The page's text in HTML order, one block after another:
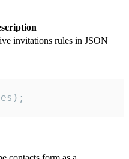
invitations rules in JSON